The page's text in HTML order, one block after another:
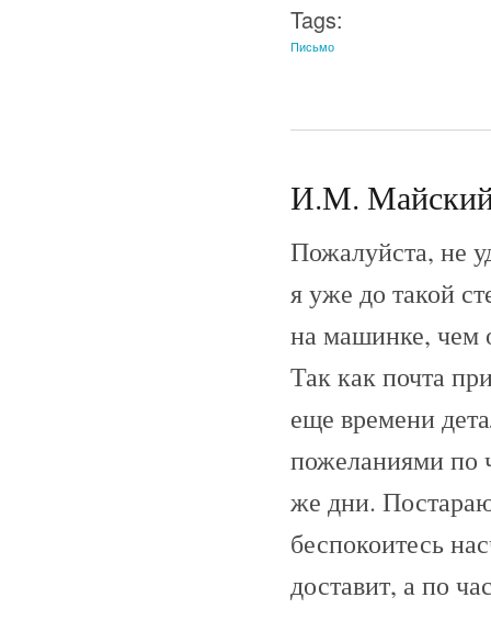
Tags:
Письмо
И.М. Майский
Пожалуйста, не
я уже до такой
на машинке, чем
Так как почта
еще времени
пожеланиями по
же дни.
беспокоитесь
доставит, а по